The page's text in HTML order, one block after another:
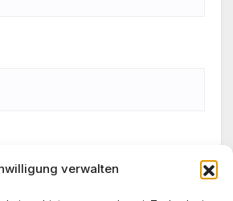
verwalten
E-Mail-Adresse und meine